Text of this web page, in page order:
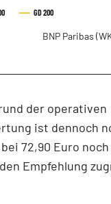
GD 200
BNP Paribas
der operativen
ist dennoch
72,90 Euro
Empfehlung